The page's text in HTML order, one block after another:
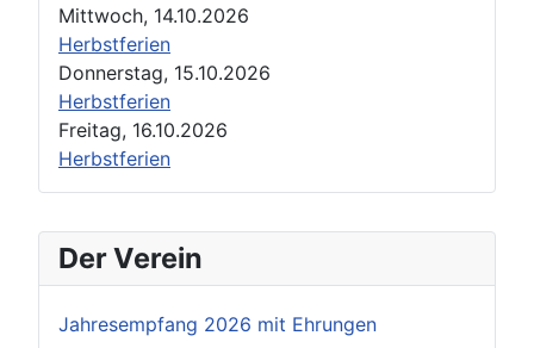
Der Verein
Jahresempfang 2026 mit Ehrungen
Mittwoch, 14.10.2026
Herbstferien
Donnerstag, 15.10.2026
Herbstferien
Freitag, 16.10.2026
Herbstferien